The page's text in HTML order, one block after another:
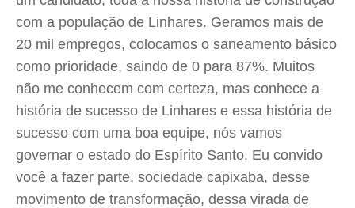
com a população de Linhares. Geramos mais de
20 mil empregos, colocamos o saneamento básico
como prioridade, saindo de 0 para 87%. Muitos
não me conhecem com certeza, mas conhece a
história de sucesso de Linhares e essa história de
sucesso com uma boa equipe, nós vamos
governar o estado do Espírito Santo. Eu convido
você a fazer parte, sociedade capixaba, desse
movimento de transformação, dessa virada de